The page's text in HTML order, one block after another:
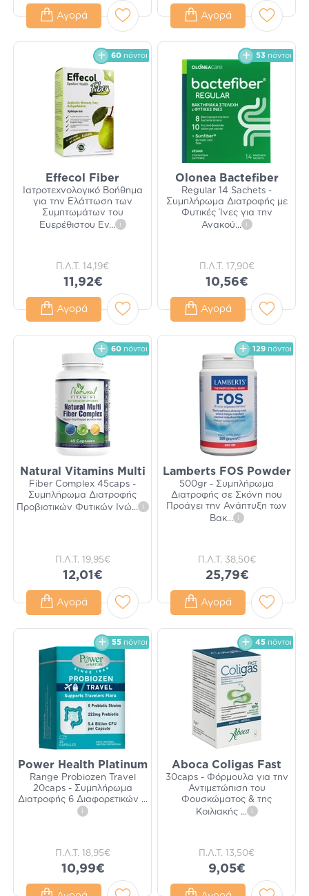
Αγορά Αγορά
60 πόντοι
Effecol Fiber
Ιατροτεχνολογικό Βοήθημα
για την Ελάττωση των
Συμπτωμάτων του
Ευερέθιστου Εν... i
Π.Λ.Τ. 14,19€
11,92€
Αγορά
53 πόντοι
Olonea Bactefiber
Regular 14 Sachets -
Συμπλήρωμα Διατροφής με
Φυτικές Ίνες για την
Ανακού... i
Π.Λ.Τ. 17,90€
10,56€
Αγορά
60 πόντοι
Natural Vitamins Multi
Fiber Complex 45caps -
Συμπλήρωμα Διατροφής
Προβιοτικών Φυτικών Ινώ... i
Π.Λ.Τ. 19,95€
12,01€
Αγορά
129 πόντοι
Lamberts FOS Powder
500gr - Συμπλήρωμα
Διατροφής σε Σκόνη που
Προάγει την Ανάπτυξη των
Βακ... i
Π.Λ.Τ. 38,50€
25,79€
Αγορά
55 πόντοι
Power Health Platinum
Range Probiozen Travel
20caps - Συμπλήρωμα
Διατροφής 6 Διαφορετικών ...
i
Π.Λ.Τ. 18,95€
10,99€
45 πόντοι
Aboca Coligas Fast
30caps - Φόρμουλα για την
Αντιμετώπιση του
Φουσκώματος & της
Κοιλιακής ... i
Π.Λ.Τ. 13,50€
9,05€